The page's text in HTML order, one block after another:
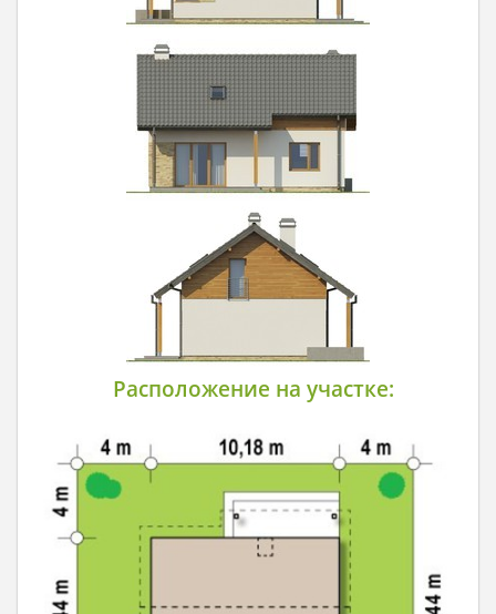
Расположение на участке: